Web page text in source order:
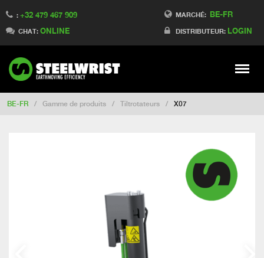
MARCHÉ: BE-FR
DISTRIBUTEUR: LOGIN
: +32 479 467 909
CHAT: ONLINE
Meny
Switch to Finland
Switch to Denmark
Switch to China
Switch to Australia
Change market
BE-FR / Gamme de produits / Tiltrotateurs / X07